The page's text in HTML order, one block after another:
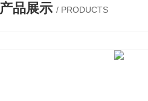
产品展示 / PRODUCTS